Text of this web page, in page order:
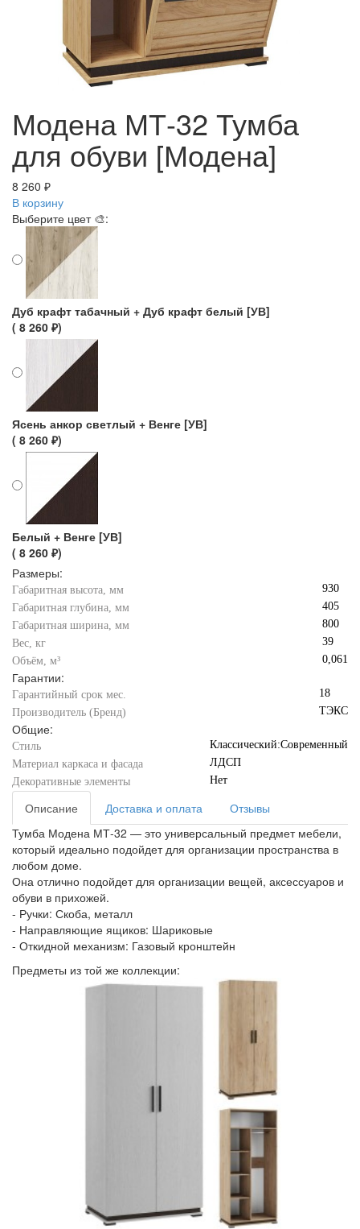
Модена МТ-32 Тумба
для обуви [Модена]
8 260 ₽
В корзину
Выберите цвет 🎨:
Дуб крафт табачный + Дуб крафт белый [УВ]
( 8 260 ₽)
Ясень анкор светлый + Венге [УВ]
( 8 260 ₽)
Белый + Венге [УВ]
( 8 260 ₽)
Размеры:
Габаритная высота, мм
930
Габаритная глубина, мм
405
Габаритная ширина, мм
800
Вес, кг
39
Объём, м³
0,061
Гарантии:
Гарантийный срок мес.
18
Производитель (Бренд)
ТЭКС
Общие:
Стиль
Классический:Современный
Материал каркаса и фасада
ЛДСП
Декоративные элементы
Нет
Описание Доставка и оплата
Отзывы
Тумба Модена МТ-32 — это универсальный предмет мебели,
который идеально подойдет для организации пространства в
любом доме.
Она отлично подойдет для организации вещей, аксессуаров и
обуви в прихожей.
- Ручки: Скоба, металл
- Направляющие ящиков: Шариковые
- Откидной механизм: Газовый кронштейн
Предметы из той же коллекции: